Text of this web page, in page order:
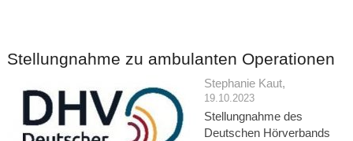
Stellungnahme zu ambulanten Operationen
Stephanie Kaut,
19.10.2023
Stellungnahme des
Deutschen Hörverbands